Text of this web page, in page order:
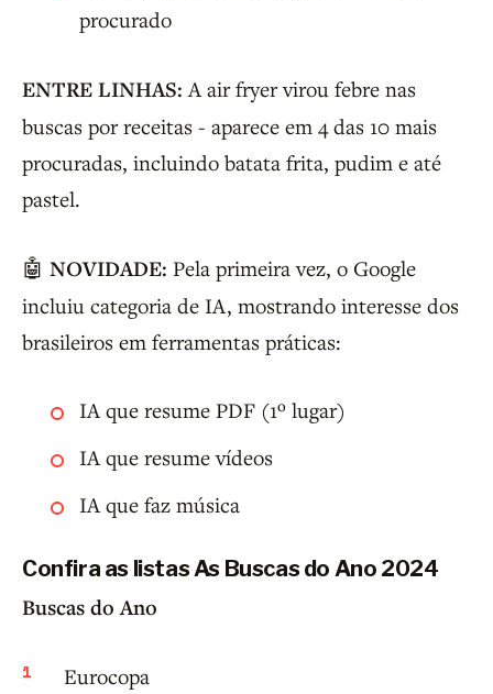
procurado
ENTRE LINHAS: A air fryer virou febre nas
buscas por receitas - aparece em 4 das 10 mais
procuradas, incluindo batata frita, pudim e até
pastel.
🤖 NOVIDADE: Pela primeira vez, o Google
incluiu categoria de IA, mostrando interesse dos
brasileiros em ferramentas práticas:
IA que resume PDF (1º lugar)
IA que resume vídeos
IA que faz música
Confira as listas As Buscas do Ano 2024
Buscas do Ano
Eurocopa